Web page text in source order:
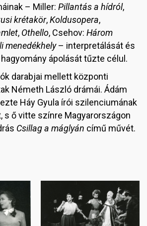
– Miller: Pillantás a hídról,
krétakör,Koldusopera,
, Othello, Csehov: Három
menedékhely– interpretálását és
ápolását tűzte célul.
darabjai mellett központi
Németh László drámái. Ádám
Háy Gyula írói szilenciumának
s ő vitte színre Magyarországon
Csillag a máglyán című művét.
Image